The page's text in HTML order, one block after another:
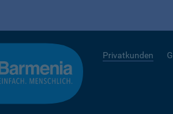
Privatkunden